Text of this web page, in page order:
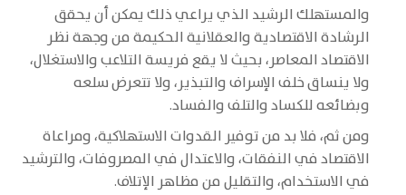
والمستهلك الرشيد الذي يراعي ذلك يمكن أن يحقق
الرشادة الاقتصادية والعقلانية الحكيمة من وجهة نظر
الاقتصاد المعاصر، بحيث لا يقع فريسة التلاعب والاستغلال،
ولا ينساق خلف الإسراف والتبذير، ولا تتعرض سلعه
وبضائعه للكساد والتلف والفساد.
ومن ثم، فلا بد من توفير القدوات الاستهلاكية، ومراعاة
الاقتصاد في النفقات، والاعتدال في المصروفات، والترشيد
في الاستخدام، والتقليل من مظاهر الإتلاف.